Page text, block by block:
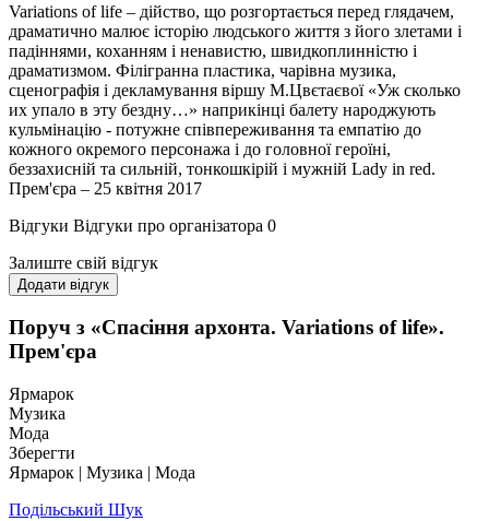
Variations of life – дійство, що розгортається перед глядачем,
драматично малює історію людського життя з його злетами і
падіннями, коханням і ненавистю, швидкоплинністю і
драматизмом. Філігранна пластика, чарівна музика,
сценографія і декламування віршу М.Цвєтаєвої «Уж сколько
их упало в эту бездну…» наприкінці балету народжують
кульмінацію - потужне співпереживання та емпатію до
кожного окремого персонажа і до головної героїні,
беззахисній та сильній, тонкошкірій і мужній Lady in red.
Прем'єра – 25 квітня 2017
Відгуки Відгуки про організатора 0
Залиште свій відгук
Додати відгук
Поруч з «Спасіння архонта. Variations of life».
Прем'єра
Ярмарок
Музика
Мода
Зберегти
Ярмарок | Музика | Мода
Подільський Шук